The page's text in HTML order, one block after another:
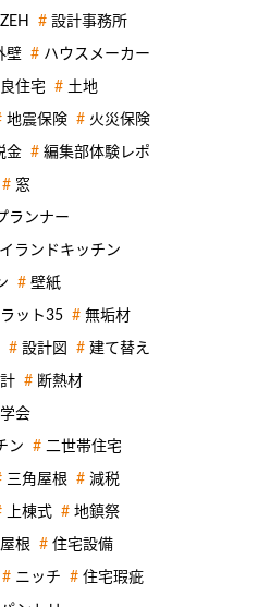
ZEH 設計事務所
壁 ハウスメーカー
住宅 土地
地震保険 火災保険
金 編集部体験レポ
窓
ランナー
ランドキッチン
壁紙
ット35 無垢材
設計図 建て替え
断熱材
会
ン 二世帯住宅
三角屋根 減税
上棟式 地鎮祭
根 住宅設備
ニッチ 住宅瑕疵